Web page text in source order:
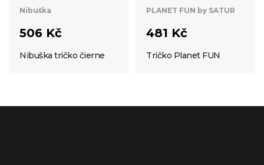
Nibuška
506 Kč
Nibuška tričko čierne
PLANET FUN by SATUR
481 Kč
Tričko Planet FUN